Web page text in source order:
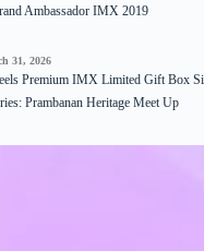
Ambassador IMX 2019
31, 2026
Premium IMX Limited Gift Box
Prambanan Heritage Meet Up